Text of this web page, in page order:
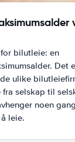
bilutleie: en
Det
ulike
selskap til
noen
leie.